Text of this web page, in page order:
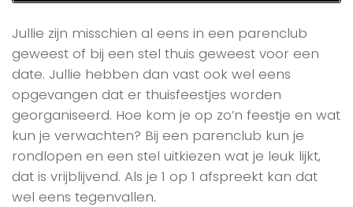
Jullie zijn misschien al eens in een parenclub
geweest of bij een stel thuis geweest voor een
date. Jullie hebben dan vast ook wel eens
opgevangen dat er thuisfeestjes worden
georganiseerd. Hoe kom je op zo’n feestje en wat
kun je verwachten? Bij een parenclub kun je
rondlopen en een stel uitkiezen wat je leuk lijkt,
dat is vrijblijvend. Als je 1 op 1 afspreekt kan dat
wel eens tegenvallen.